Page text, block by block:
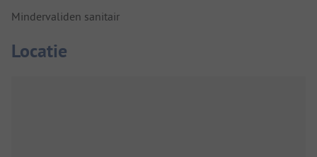
Mindervaliden sanitair
Locatie